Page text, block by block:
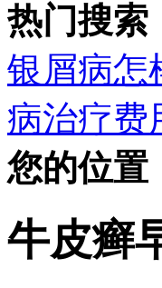
热门搜索
银屑病怎
病治疗费
您的位置
牛皮癣